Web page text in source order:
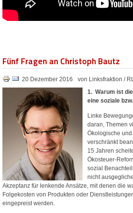
Fünf Fragen an Christoph Bautz
20 Dezember 2016
von Linksfraktion /
1. Warum ist
eine soziale
Linke
daran, Themen
Ökologische
verschränkt
15 Jahren
Ökosteuer-
sozial
nicht
Akzeptanz für lenkende Ansätze, mit denen die
Folgekosten von Produkten oder
eingepreist werden.